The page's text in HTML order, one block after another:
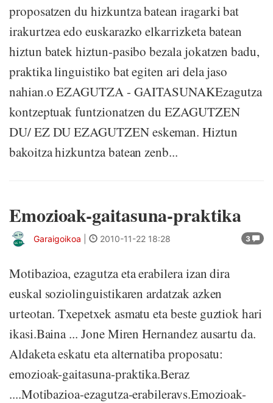
proposatzen du hizkuntza batean iragarki bat
irakurtzea edo euskarazko elkarrizketa batean
hiztun batek hiztun-pasibo bezala jokatzen badu,
praktika linguistiko bat egiten ari dela jaso
nahian.o EZAGUTZA - GAITASUNAKEzagutza
kontzeptuak funtzionatzen du EZAGUTZEN
DU/ EZ DU EZAGUTZEN eskeman. Hiztun
bakoitza hizkuntza batean zenb...
Emozioak-gaitasuna-praktika
3
Garaigoikoa 2010-11-22 18:28
Motibazioa, ezagutza eta erabilera izan dira
euskal soziolinguistikaren ardatzak azken
urteotan. Txepetxek asmatu eta beste guztiok hari
ikasi.Baina ... Jone Miren Hernandez ausartu da.
Aldaketa eskatu eta alternatiba proposatu:
emozioak-gaitasuna-praktika.Beraz
....Motibazioa-ezagutza-erabileravs.Emozioak-